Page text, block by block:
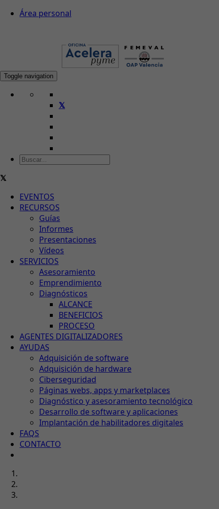
Área personal
Toggle navigation
EVENTOS
RECURSOS
Guías
Informes
Presentaciones
Vídeos
SERVICIOS
Asesoramiento
Emprendimiento
Diagnósticos
ALCANCE
BENEFICIOS
PROCESO
AGENTES DIGITALIZADORES
AYUDAS
Adquisición de software
Adquisición de hardware
Ciberseguridad
Páginas webs, apps y marketplaces
Diagnóstico y asesoramiento tecnológico
Desarrollo de software y aplicaciones
Implantación de habilitadores digitales
FAQS
CONTACTO